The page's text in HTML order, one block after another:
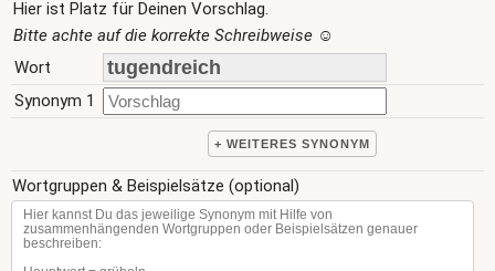
Hier ist Platz für Deinen Vorschlag.
Bitte achte auf die korrekte Schreibweise ☺
Wort
Synonym 1
+ WEITERES SYNONYM
Wortgruppen & Beispielsätze (optional)